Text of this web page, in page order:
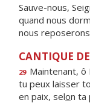
Sauve-nous,
quand nous
nous
CANTIQUE
29 Maintenant, ô
tu peux laisser
en paix, selon ta